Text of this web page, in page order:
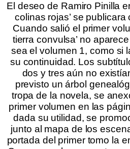
El deseo de Ramiro Pinilla
colinas rojas’ se
Cuando salió el primer
tierra convulsa’ no
sea el volumen 1, como si
su continuidad. Los
dos y tres aún no
previsto un árbol
tropa de la novela, se
primer volumen en las
dada su utilidad, se
junto al mapa de los
portada del primer tomo la